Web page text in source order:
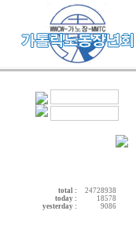
total :
24728938
today :
18578
yesterday :
9086